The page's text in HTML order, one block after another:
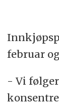
februar
- Vi